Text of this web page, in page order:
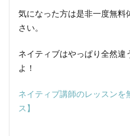
気になった方は是非一度無料
さい。
ネイティブはやっぱり全然違
よ！
ネイティブ講師のレッスンを
ス】